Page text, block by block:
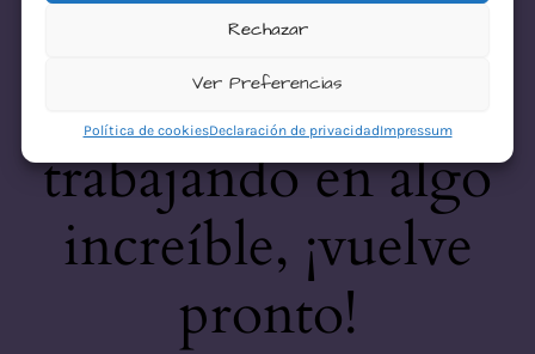
Rechazar
Ver Preferencias
Política de cookiesDeclaración de privacidadImpressum
¡Disculpa este
desastre! Estamos
trabajando en algo
increíble, ¡vuelve
pronto!